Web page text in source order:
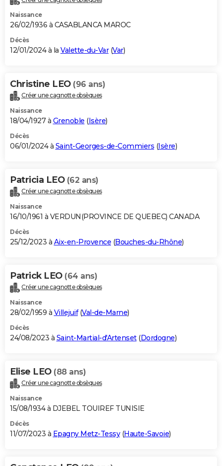
Naissance
26/02/1936 à CASABLANCA MAROC
Décès
12/01/2024 à la Valette-du-Var(Var)
Christine LEO (96 ans)
Créer une cagnotte obsèques
Naissance
18/04/1927 à Grenoble (Isère)
Décès
06/01/2024 à Saint-Georges-de-Commiers (Isère)
Patricia LEO (62 ans)
Créer une cagnotte obsèques
Naissance
16/10/1961 à VERDUN(PROVINCE DE QUEBEC) CANADA
Décès
25/12/2023 à Aix-en-Provence (Bouches-du-Rhône)
Patrick LEO (64 ans)
Créer une cagnotte obsèques
Naissance
28/02/1959 à Villejuif(Val-de-Marne)
Décès
24/08/2023 à Saint-Martial-d'Artenset(Dordogne)
Elise LEO (88 ans)
Créer une cagnotte obsèques
Naissance
15/08/1934 à DJEBEL TOUIREF TUNISIE
Décès
11/07/2023 à Epagny Metz-Tessy(Haute-Savoie)